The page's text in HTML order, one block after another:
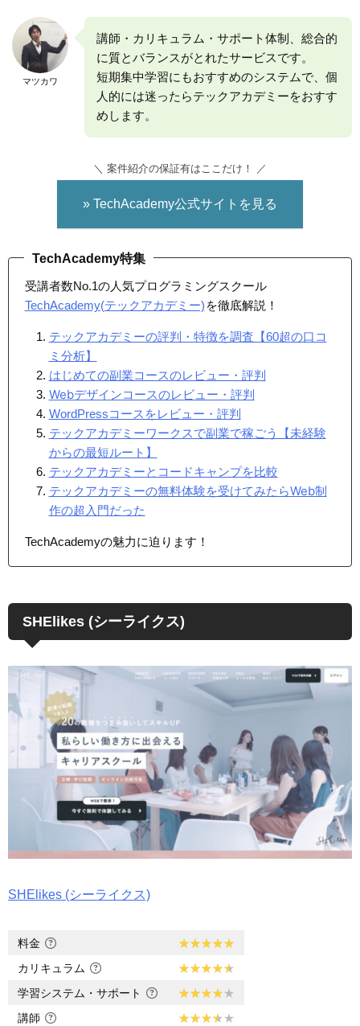
マツカワ
講師・カリキュラム・サポート体制、総合的
に質とバランスがとれたサービスです。
短期集中学習にもおすすめのシステムで、個
人的には迷ったらテックアカデミーをおすす
めします。
＼ 案件紹介の保証有はここだけ！ ／
» TechAcademy公式サイトを見る
TechAcademy特集
受講者数No.1の人気プログラミングスクール
TechAcademy(テックアカデミー) を徹底解説！
テックアカデミーの評判・特徴を調査【60超の口コ
ミ分析】
はじめての副業コースのレビュー・評判
Webデザインコースのレビュー・評判
WordPressコースをレビュー・評判
テックアカデミーワークスで副業で稼ごう【未経験
からの最短ルート】
テックアカデミーとコードキャンプを比較
テックアカデミーの無料体験を受けてみたらWeb制
作の超入門だった
TechAcademyの魅力に迫ります！
SHElikes (シーライクス)
SHElikes (シーライクス)
料金
カリキュラム
学習システム・サポート
講師